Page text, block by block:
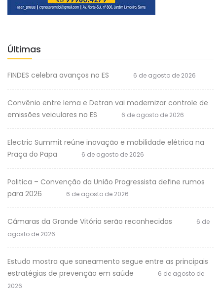
Últimas
FINDES celebra avanços no ES 6 de agosto de 2026
Convênio entre Iema e Detran vai modernizar controle de
emissões veiculares no ES
6 de agosto de 2026
Electric Summit reúne inovação e mobilidade elétrica na
Praça do Papa
6 de agosto de 2026
Politica – Convenção da União Progressista define rumos
para 2026
6 de agosto de 2026
Câmaras da Grande Vitória serão reconhecidas
6 de
agosto de 2026
Estudo mostra que saneamento segue entre as principais
estratégias de prevenção em saúde
6 de agosto de
2026